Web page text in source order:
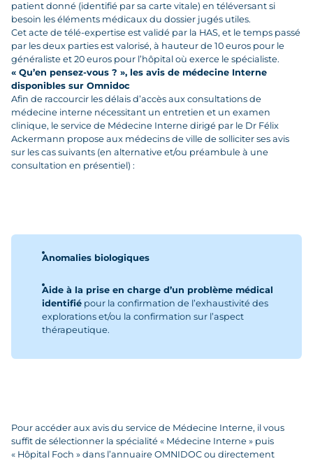
patient donné (identifié par sa carte vitale) en téléversant si
besoin les éléments médicaux du dossier jugés utiles.
Cet acte de télé-expertise est validé par la HAS, et le temps passé
par les deux parties est valorisé, à hauteur de 10 euros pour le
généraliste et 20 euros pour l’hôpital où exerce le spécialiste.
« Qu’en pensez-vous ? », les avis de médecine Interne
disponibles sur Omnidoc
Afin de raccourcir les délais d’accès aux consultations de
médecine interne nécessitant un entretien et un examen
clinique, le service de Médecine Interne dirigé par le Dr Félix
Ackermann propose aux médecins de ville de solliciter ses avis
sur les cas suivants (en alternative et/ou préambule à une
consultation en présentiel) :
Anomalies biologiques
Aide à la prise en charge d’un problème médical
identifié pour la confirmation de l’exhaustivité des
explorations et/ou la confirmation sur l’aspect
thérapeutique.
Pour accéder aux avis du service de Médecine Interne, il vous
suffit de sélectionner la spécialité « Médecine Interne » puis
« Hôpital Foch » dans l’annuaire OMNIDOC ou directement